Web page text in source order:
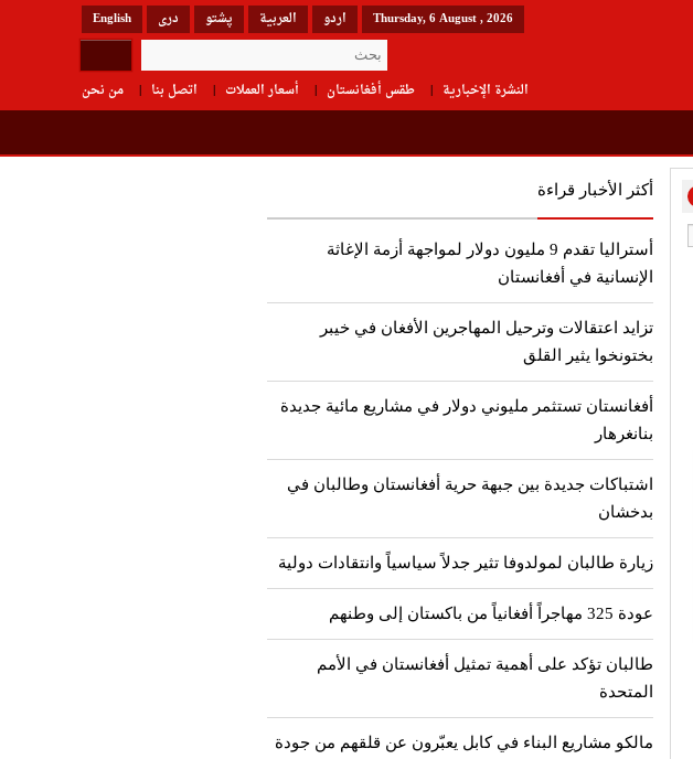
English دری پشتو العربیة اردو Thursday, 6 August , 2026
من نحن اتصل بنا أسعار العملات طقس أفغانستان النشرة الإخبارية
أكثر الأخبار قراءة
أستراليا تقدم 9 مليون دولار لمواجهة أزمة الإغاثة
الإنسانية في أفغانستان
تزايد اعتقالات وترحيل المهاجرين الأفغان في خيبر
بختونخوا يثير القلق
أفغانستان تستثمر مليوني دولار في مشاريع مائية جديدة
بنانغرهار
اشتباكات جديدة بين جبهة حرية أفغانستان وطالبان في
بدخشان
زيارة طالبان لمولدوفا تثير جدلاً سياسياً وانتقادات دولية
عودة 325 مهاجراً أفغانياً من باكستان إلى وطنهم
طالبان تؤكد على أهمية تمثيل أفغانستان في الأمم
المتحدة
مالكو مشاريع البناء في كابل يعبّرون عن قلقهم من جودة